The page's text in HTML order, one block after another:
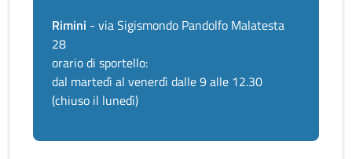
Rimini - via Sigismondo Pandolfo Malatesta
28
orario di sportello:
dal martedì al venerdì dalle 9 alle 12.30
(chiuso il lunedì)